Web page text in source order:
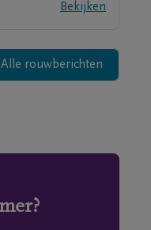
Bekijken
Alle rouwberichten